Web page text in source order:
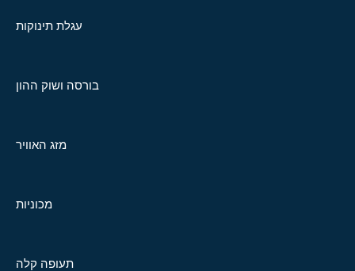
עגלת תינוקות
בורסה ושוק ההון
מזג האוויר
מכוניות
תעופה קלה